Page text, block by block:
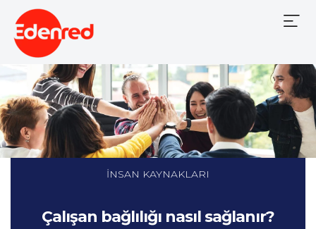
Mobile
İNSAN KAYNAKLARI
Çalışan bağlılığı nasıl sağlanır?